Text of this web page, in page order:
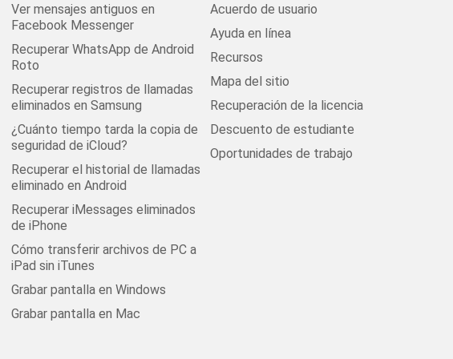
Ver mensajes antiguos en
Facebook Messenger
Recuperar WhatsApp de Android
Roto
Recuperar registros de llamadas
eliminados en Samsung
¿Cuánto tiempo tarda la copia de
seguridad de iCloud?
Recuperar el historial de llamadas
eliminado en Android
Recuperar iMessages eliminados
de iPhone
Cómo transferir archivos de PC a
iPad sin iTunes
Grabar pantalla en Windows
Grabar pantalla en Mac
Acuerdo de usuario
Ayuda en línea
Recursos
Mapa del sitio
Recuperación de la licencia
Descuento de estudiante
Oportunidades de trabajo